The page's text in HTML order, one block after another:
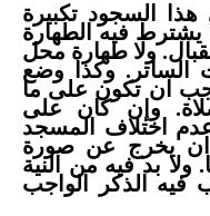
في هذا السجود تكبيرة
يشترط فيه الطهارة
ولا طهارة محل
الساتر. وكذا وضع
ان تكون على ما
وإن كان على
عدم اختلاف المسجد
ان يخرج عن صورة
ولا بد فيه من النية
فيه الذكر الواجب